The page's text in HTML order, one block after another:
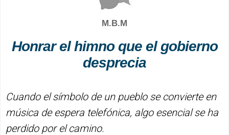
M.B.M
Honrar el himno que el gobierno
desprecia
Cuando el símbolo de un pueblo se convierte en
música de espera telefónica, algo esencial se ha
perdido por el camino.